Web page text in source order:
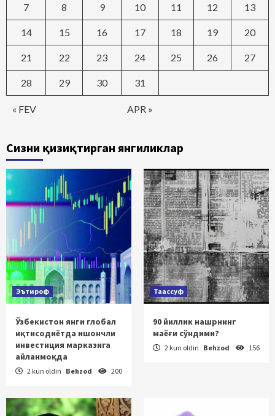
« FEV APR »
7 8 9 10 11 12 13
14 15 16 17 18 19 20
21 22 23 24 25 26 27
28 29 30 31
Сизни қизиқтирган янгиликлар
Эътироф
Ўзбекистон янги глобал
иқтисодиётда ишончли
инвестиция марказига
айланмоқда
2 kun oldin Behzod 200
Таассуф
90 йиллик нашрнинг
маёғи сўндими?
2 kun oldin Behzod 156